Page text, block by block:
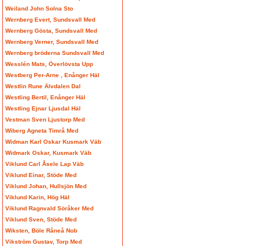
Weiland John Solna Sto
Wernberg Evert, Sundsvall Med
Wernberg Gösta, Sundsvall Med
Wernberg Verner, Sundsvall Med
Wernberg bröderna Sundsvall Med
Wesslén Mats, Överlövsta Upp
Westberg Per-Arne , Enånger Häl
Westlin Rune Älvdalen Dal
Westling Bertil, Enånger Häl
Westling Ejnar Ljusdal Häl
Vestman Sven Ljustorp Med
Wiberg Agneta Timrå Med
Widman Karl Oskar Kusmark Väb
Widmark Oskar, Kusmark Väb
Viklund Carl Åsele Lap Väb
Viklund Einar, Stöde Med
Viklund Johan, Hullsjön Med
Viklund Karin, Hög Häl
Viklund Ragnvald Söråker Med
Viklund Sven, Stöde Med
Wiksten, Böle Råneå Nob
Vikström Gustav, Torp Med